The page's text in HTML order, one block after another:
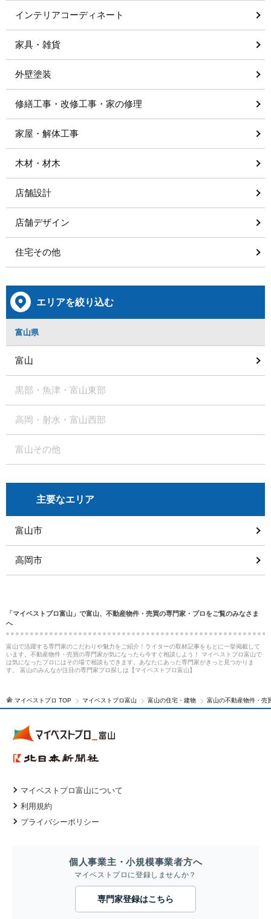
インテリアコーディネート
家具・雑貨
外壁塗装
修繕工事・改修工事・家の修理
家屋・解体工事
木材・材木
店舗設計
店舗デザイン
住宅その他
エリアを絞り込む
富山県
富山
黒部・魚津・富山東部
高岡・射水・富山西部
富山その他
主要なエリア
富山市
高岡市
「マイベストプロ富山」で富山、不動産物件・売買の専門家・プロをご覧のみなさま
へ
富山で活躍する専門家のこだわりや魅力をご紹介！ライターの取材記事をもとに一挙掲載して
います。不動産物件・売買の専門家が気になったら今すぐ相談しよう！ マイベストプロ富山で
は気になったプロにはその場で相談もできます。あなたにあった専門家がきっと見つかりま
す。 富山のみんなが注目の専門家プロ探しは【マイベストプロ富山】
マイベストプロ TOP マイベストプロ富山 富山の住宅・建物 富山の不動産物件・売
マイベストプロ富山について
利用規約
プライバシーポリシー
個人事業主・小規模事業者方へ
マイベストプロに登録しませんか？
専門家登録はこちら